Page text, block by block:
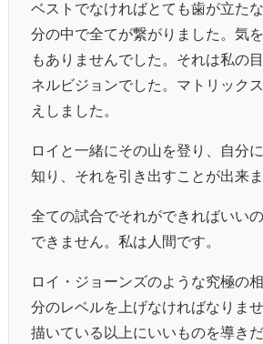
ベストでなければとても歯が立た
分の中で全てが繋がりました。気
もありませんでした。それは私の
ネルビジョンでした。マトリック
えしました。
ロイと一緒にその山を登り、自分
知り、それを引き出すことが出来ま
全ての試合でそれができればいい
できません。私は人間です。
ロイ・ジョーンズのような究極の
分のレベルを上げなければなりま
描いている以上にいいものを導き